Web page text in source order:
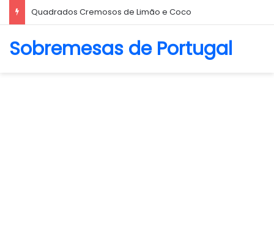
Quadrados Cremosos de Limão e Coco
Sobremesas de Portugal